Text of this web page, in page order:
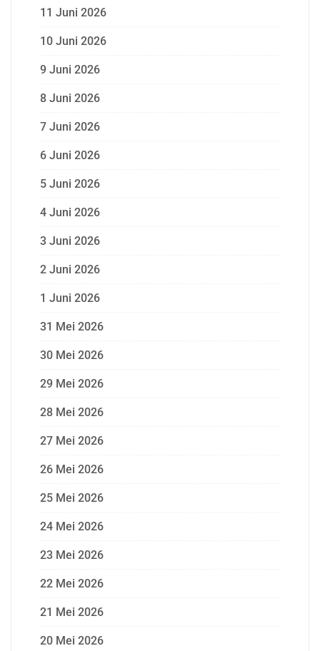
11 Juni 2026
10 Juni 2026
9 Juni 2026
8 Juni 2026
7 Juni 2026
6 Juni 2026
5 Juni 2026
4 Juni 2026
3 Juni 2026
2 Juni 2026
1 Juni 2026
31 Mei 2026
30 Mei 2026
29 Mei 2026
28 Mei 2026
27 Mei 2026
26 Mei 2026
25 Mei 2026
24 Mei 2026
23 Mei 2026
22 Mei 2026
21 Mei 2026
20 Mei 2026